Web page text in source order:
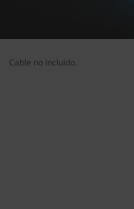
Cable no incluido.